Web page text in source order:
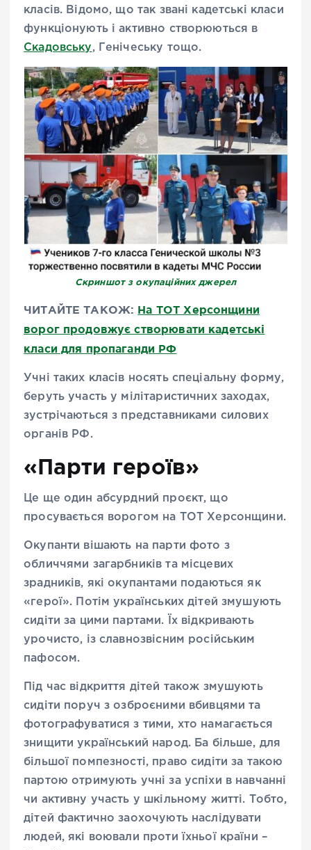
класів. Відомо, що так звані кадетські класи
функціонують і активно створюються в
Скадовську , Генічеську тощо.
Скриншот з окупаційних джерел
ЧИТАЙТЕ ТАКОЖ: На ТОТ Херсонщини
ворог продовжує створювати кадетські
класи для пропаганди РФ
Учні таких класів носять спеціальну форму,
беруть участь у мілітаристичних заходах,
зустрічаються з представниками силових
органів РФ.
«Парти героїв»
Це ще один абсурдний проєкт, що
просувається ворогом на ТОТ Херсонщини.
Окупанти вішають на парти фото з
обличчями загарбників та місцевих
зрадників, які окупантами подаються як
«герої». Потім українських дітей змушують
сидіти за цими партами. Їх відкривають
урочисто, із славнозвісним російським
пафосом.
Під час відкриття дітей також змушують
сидіти поруч з озброєними вбивцями та
фотографуватися з тими, хто намагається
знищити український народ. Ба більше, для
більшої помпезності, право сидіти за такою
партою отримують учні за успіхи в навчанні
чи активну участь у шкільному житті. Тобто,
дітей фактично заохочують наслідувати
людей, які воювали проти їхньої країни –